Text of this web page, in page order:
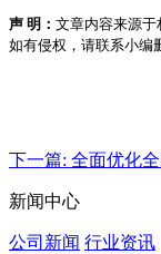
声 明： 文章内容来源于
如有侵权，请联系小编
下一篇: 全面优化
新闻中心
公司新闻 行业资讯